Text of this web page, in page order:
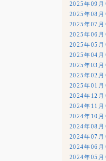
2025年09月
2025年08月
2025年07月
2025年06月
2025年05月
2025年04月
2025年03月
2025年02月
2025年01月
2024年12月
2024年11月
2024年10月
2024年08月
2024年07月
2024年06月
2024年05月